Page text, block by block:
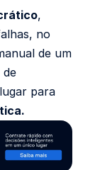
,
no
de um
de
para